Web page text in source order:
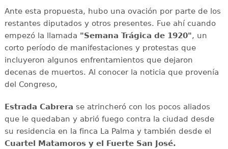
Ante esta propuesta, hubo una ovación por parte de los
restantes diputados y otros presentes. Fue ahí cuando
empezó la llamada "Semana Trágica de 1920", un
corto período de manifestaciones y protestas que
incluyeron algunos enfrentamientos que dejaron
decenas de muertos. Al conocer la noticia que provenía
del Congreso,
Estrada Cabrera se atrincheró con los pocos aliados
que le quedaban y abrió fuego contra la ciudad desde
su residencia en la finca La Palma y también desde el
Cuartel Matamoros y el Fuerte San José.